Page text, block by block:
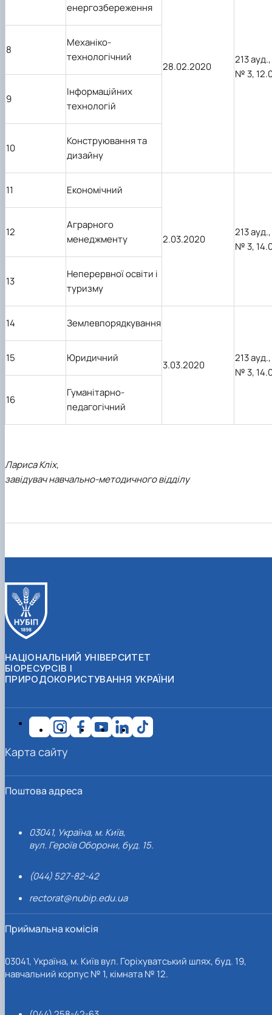
енергозбереження
28.02.2020
213
№ 3,
8
Механіко-
технологічний
9
Інформаційних
технологій
10
Конструювання та
дизайну
11 Економічний
2.03.2020
213
№ 3,
12
Аграрного
менеджменту
13
Неперервної освіти і
туризму
14 Землевпорядкування
3.03.2020
213
№ 3,
15 Юридичний
16
Гуманітарно-
педагогічний
Лариса Кліх,
завідувач навчально-методичного відділу
НАЦІОНАЛЬНИЙ УНІВЕРСИТЕТ
БІОРЕСУРСІВ І
ПРИРОДОКОРИСТУВАННЯ УКРАЇНИ
Поштова адреса
03041, Україна, м. Київ,
вул. Героїв Оборони, буд. 15.
(044) 527-82-42
rectorat@nubip.edu.ua
Приймальна комісія
03041, Україна, м. Київ вул. Горіхуватський шлях, буд. 19,
навчальний корпус № 1, кімната № 12.
Карта сайту